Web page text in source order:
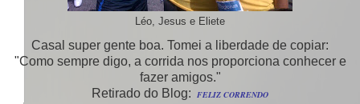
Léo, Jesus e Eliete
Casal super gente boa. Tomei a liberdade de copiar:
"Como sempre digo, a corrida nos proporciona conhecer e
fazer amigos."
Retirado do Blog: FELIZ CORRENDO